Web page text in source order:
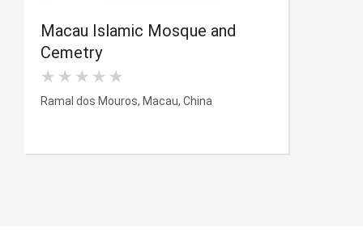
Macau Islamic Mosque and
Cemetry
Ramal dos Mouros, Macau, China